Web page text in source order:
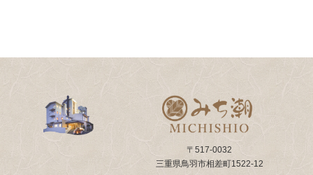
〒517-0032
三重県鳥羽市相差町1522-12